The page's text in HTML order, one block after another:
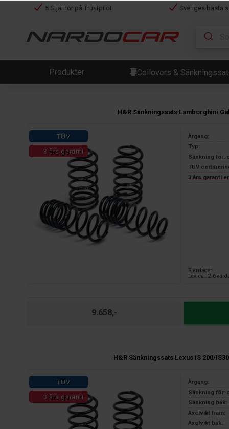
5 Stjärnor på Trustpilot Sveriges bästa
Produkter Coilovers &
H&R Sänkningssats Lamborghini
TÜV
3 års garanti
Årgang:
Typ:
Sänkning för:
TÜV
3 års garanti
Fjärrlager
Lev. ca.: 2-6
9.658,-
H&R Sänkningssats Lexus IS 200/
TÜV
3 års garanti
Årgang:
Sänkning för:
Sänkning bak:
Axelvikt fram:
Axelvikt bak: